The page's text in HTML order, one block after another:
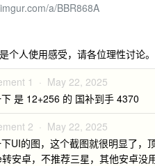
a/BBR868A
个人使用感受，请各位理性讨论。
1 · May 22, 2025
是 12+256 的 国补到手 4370
2 · May 22, 2025
UI的图，这个截图就很明显了，
安卓，不推荐三星，其他安卓没